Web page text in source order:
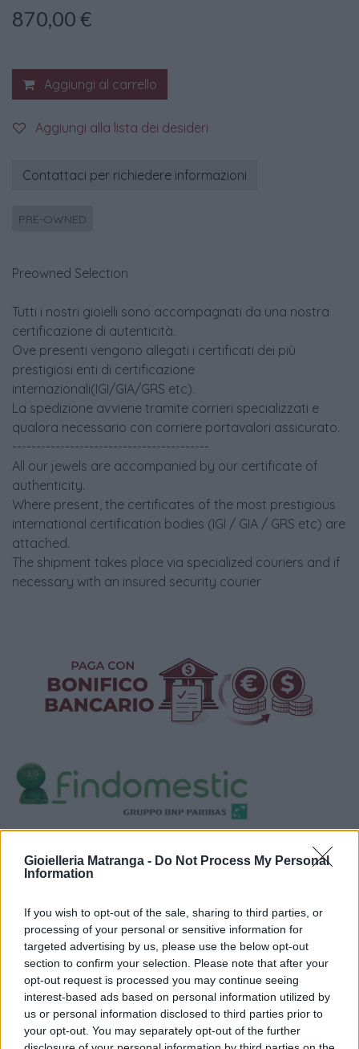
Gioielleria Matranga - Do Not Process My Personal
Information
If you wish to opt-out of the sale, sharing to third parties, or
processing of your personal or sensitive information for
targeted advertising by us, please use the below opt-out
section to confirm your selection. Please note that after your
opt-out request is processed you may continue seeing
interest-based ads based on personal information utilized by
us or personal information disclosed to third parties prior to
your opt-out. You may separately opt-out of the further
870,00 €
Aggiungi al carrello
Aggiungi alla lista dei desideri
Contattaci per richiedere informazioni
PRE-OWNED
Preowned Selection
Tutti i nostri gioielli sono accompagnati da una nostra
certificazione di autenticità.
Ove presenti vengono allegati i certificati dei più
prestigiosi enti di certificazione
internazionali(IGI/GIA/GRS etc).
La spedizione avviene tramite corrieri specializzati e
qualora necessario con corriere portavalori assicurato.
-----------------------------------------
All our jewels are accompanied by our certificate of
authenticity.
Where present, the certificates of the most prestigious
international certification bodies (IGI / GIA / GRS etc) are
attached.
The shipment takes place via specialized couriers and if
necessary with an insured security courier
Politiche dei prezzi online
iRef:93
Google
4.8
Basato su 408 reviews